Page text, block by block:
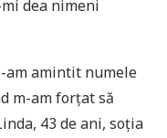
dea nimeni
am amintit numele
m-am forțat să
43 de ani, soția